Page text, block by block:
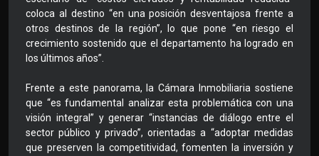
coloca al destino “en una posición desventajosa frente a
otros destinos de la región”, lo que pone “en riesgo el
crecimiento sostenido que el departamento ha logrado en
los últimos años”.
Frente a este panorama, la Cámara Inmobiliaria sostiene
que “es fundamental analizar esta problemática con una
visión integral” y generar “instancias de diálogo entre el
sector público y privado”, orientadas a “adoptar medidas
que preserven la competitividad, fomenten la inversión y